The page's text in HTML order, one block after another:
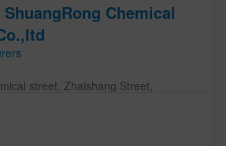
Chemical
street, Zhaishang Street,